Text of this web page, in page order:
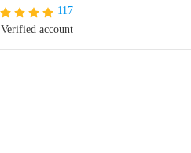
117
Verified account